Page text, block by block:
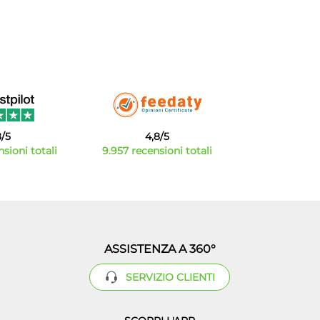
5
totali
4,8/5
9.957 recensioni totali
ASSISTENZA A 360°
SERVIZIO CLIENTI